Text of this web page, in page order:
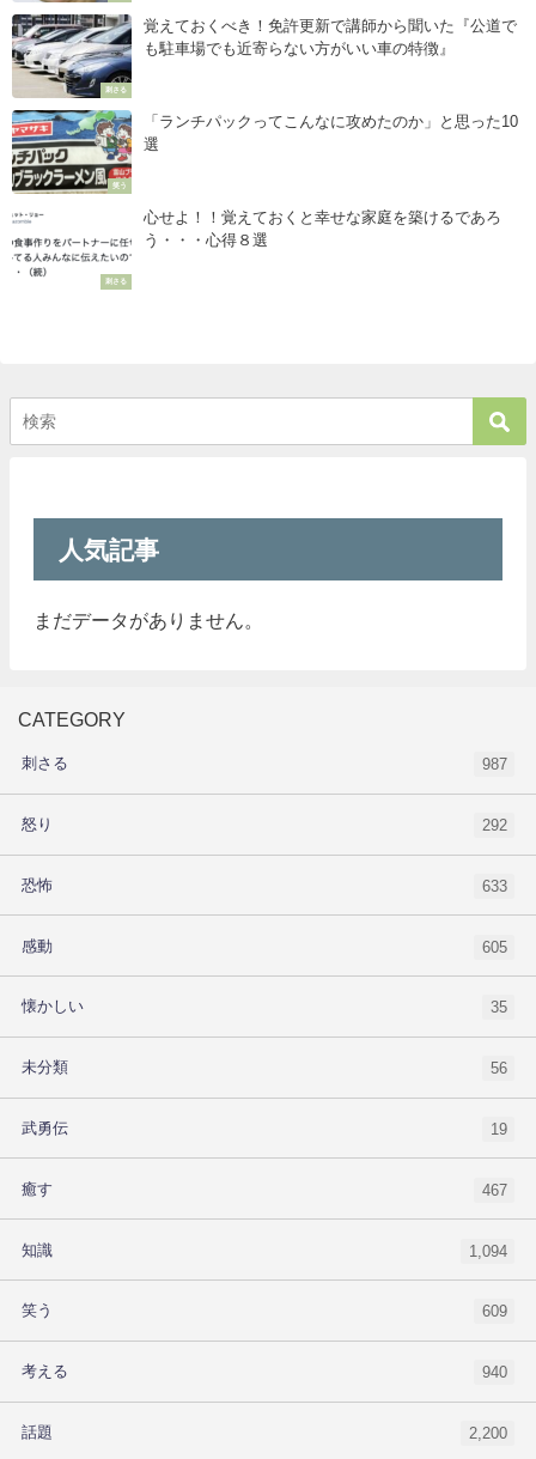
刺さる
覚えておくべき！免許更新で講師から聞いた『公道で
も駐車場でも近寄らない方がいい車の特徴』
笑う
「ランチパックってこんなに攻めたのか」と思った10
選
刺さる
心せよ！！覚えておくと幸せな家庭を築けるであろ
う・・・心得８選
人気記事
まだデータがありません。
CATEGORY
刺さる 987
怒り 292
恐怖 633
感動 605
懐かしい 35
未分類 56
武勇伝 19
癒す 467
知識 1,094
笑う 609
考える 940
話題 2,200